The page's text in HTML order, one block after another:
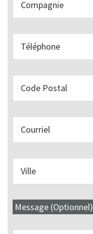
Message (Optionnel)